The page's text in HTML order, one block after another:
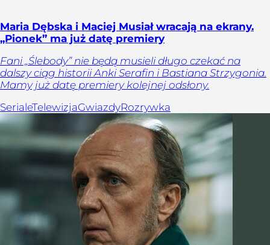
Maria Dębska i Maciej Musiał wracają na ekrany.
„Pionek” ma już datę premiery
Fani „Ślebody” nie będą musieli długo czekać na
dalszy ciąg historii Anki Serafin i Bastiana Strzygonia.
Mamy już datę premiery kolejnej odsłony.
SerialeTelewizjaGwiazdyRozrywka